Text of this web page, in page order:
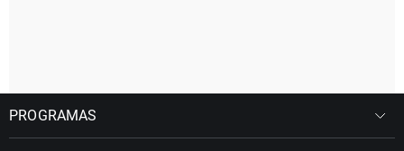
PROGRAMAS